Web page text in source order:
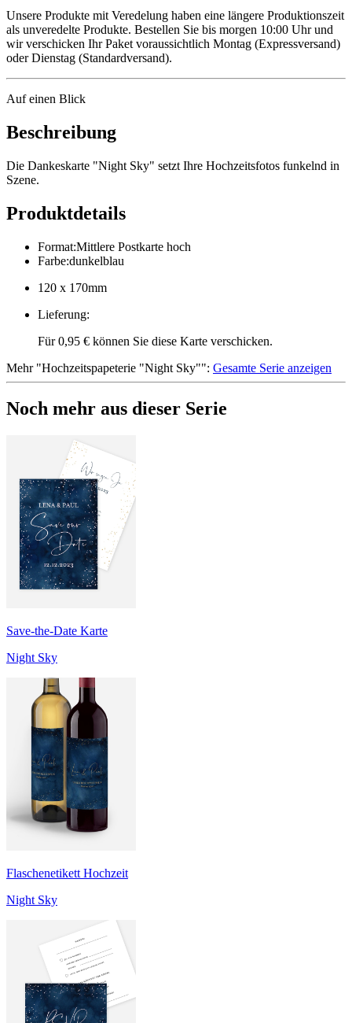
Unsere Produkte mit Veredelung haben eine längere Produktionszeit
als unveredelte Produkte. Bestellen Sie bis morgen 10:00 Uhr und
wir verschicken Ihr Paket voraussichtlich Montag (Expressversand)
oder Dienstag (Standardversand).
Auf einen Blick
Beschreibung
Die Dankeskarte "Night Sky" setzt Ihre Hochzeitsfotos funkelnd in
Szene.
Produktdetails
Format:Mittlere Postkarte hoch
Farbe:dunkelblau
120 x 170mm
Lieferung:
Für 0,95 € können Sie diese Karte verschicken.
Mehr"Hochzeitspapeterie "Night Sky"": Gesamte Serie anzeigen
Noch mehr aus dieser Serie
Save-the-Date Karte
Night Sky
Flaschenetikett Hochzeit
Night Sky